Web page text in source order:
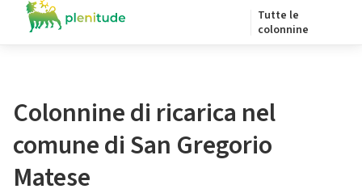
Tutte le
colonnine
Colonnine di ricarica nel
comune di San Gregorio
Matese